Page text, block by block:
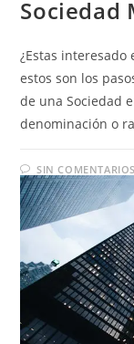
Sociedad
¿Estas
estos son los
de una Sociedad
denominación o
SIN COMENTARIOS